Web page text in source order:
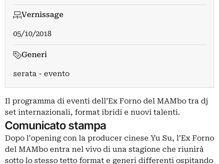
Vernissage
05/10/2018
Generi
serata - evento
Il programma di eventi dell’Ex Forno del MAMbo tra dj
set internazionali, format ibridi e nuovi talenti.
Comunicato stampa
Dopo l’opening con la producer cinese Yu Su, l’Ex Forno
del MAMbo entra nel vivo di una stagione che riunirà
sotto lo stesso tetto format e generi differenti ospitando